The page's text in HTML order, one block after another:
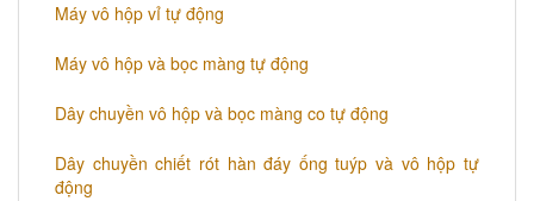
Máy vô hộp vỉ tự động
Máy vô hộp và bọc màng tự động
Dây chuyền vô hộp và bọc màng co tự động
Dây chuyền chiết rót hàn đáy ống tuýp và vô hộp tự
động